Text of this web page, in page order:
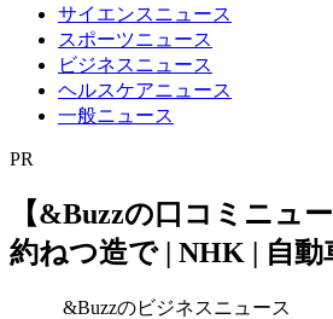
サイエンスニュース
スポーツニュース
ビジネスニュース
ヘルスケアニュース
一般ニュース
PR
【&Buzzの口コミニュ
約ねつ造で | NHK | 自動
&Buzzのビジネスニュース